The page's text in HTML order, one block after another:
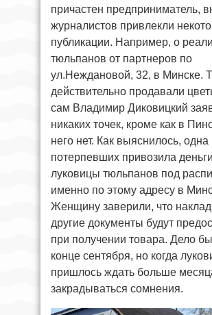
причастен предприниматель,
журналистов привлекли
публикации. Например, о
тюльпанов от партнеров по
ул.Неждановой, 32, в Минске.
действительно продавали
сам Владимир Диковицкий
никаких точек, кроме как в
него нет. Как выяснилось, одна
потерпевших привозила
луковицы тюльпанов под
именно по этому адресу в
Женщину заверили, что
другие документы будут
при получении товара. Дело
конце сентября, но когда
пришлось ждать больше
закрадываться сомнения.